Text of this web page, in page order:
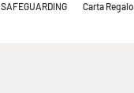
SAFEGUARDING Carta Regalo